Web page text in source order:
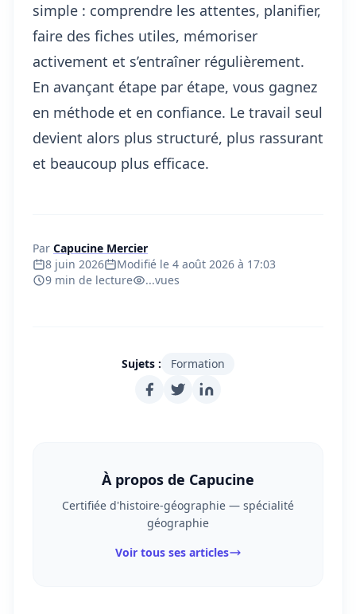
simple : comprendre les attentes, planifier,
faire des fiches utiles, mémoriser
activement et s’entraîner régulièrement.
En avançant étape par étape, vous gagnez
en méthode et en confiance. Le travail seul
devient alors plus structuré, plus rassurant
et beaucoup plus efficace.
Par Capucine Mercier
8 juin 2026
Modifié le 4 août 2026 à 17:03
9 min de lecture
...vues
Sujets : Formation
À propos de Capucine
Certifiée d'histoire-géographie — spécialité
géographie
Voir tous ses articles